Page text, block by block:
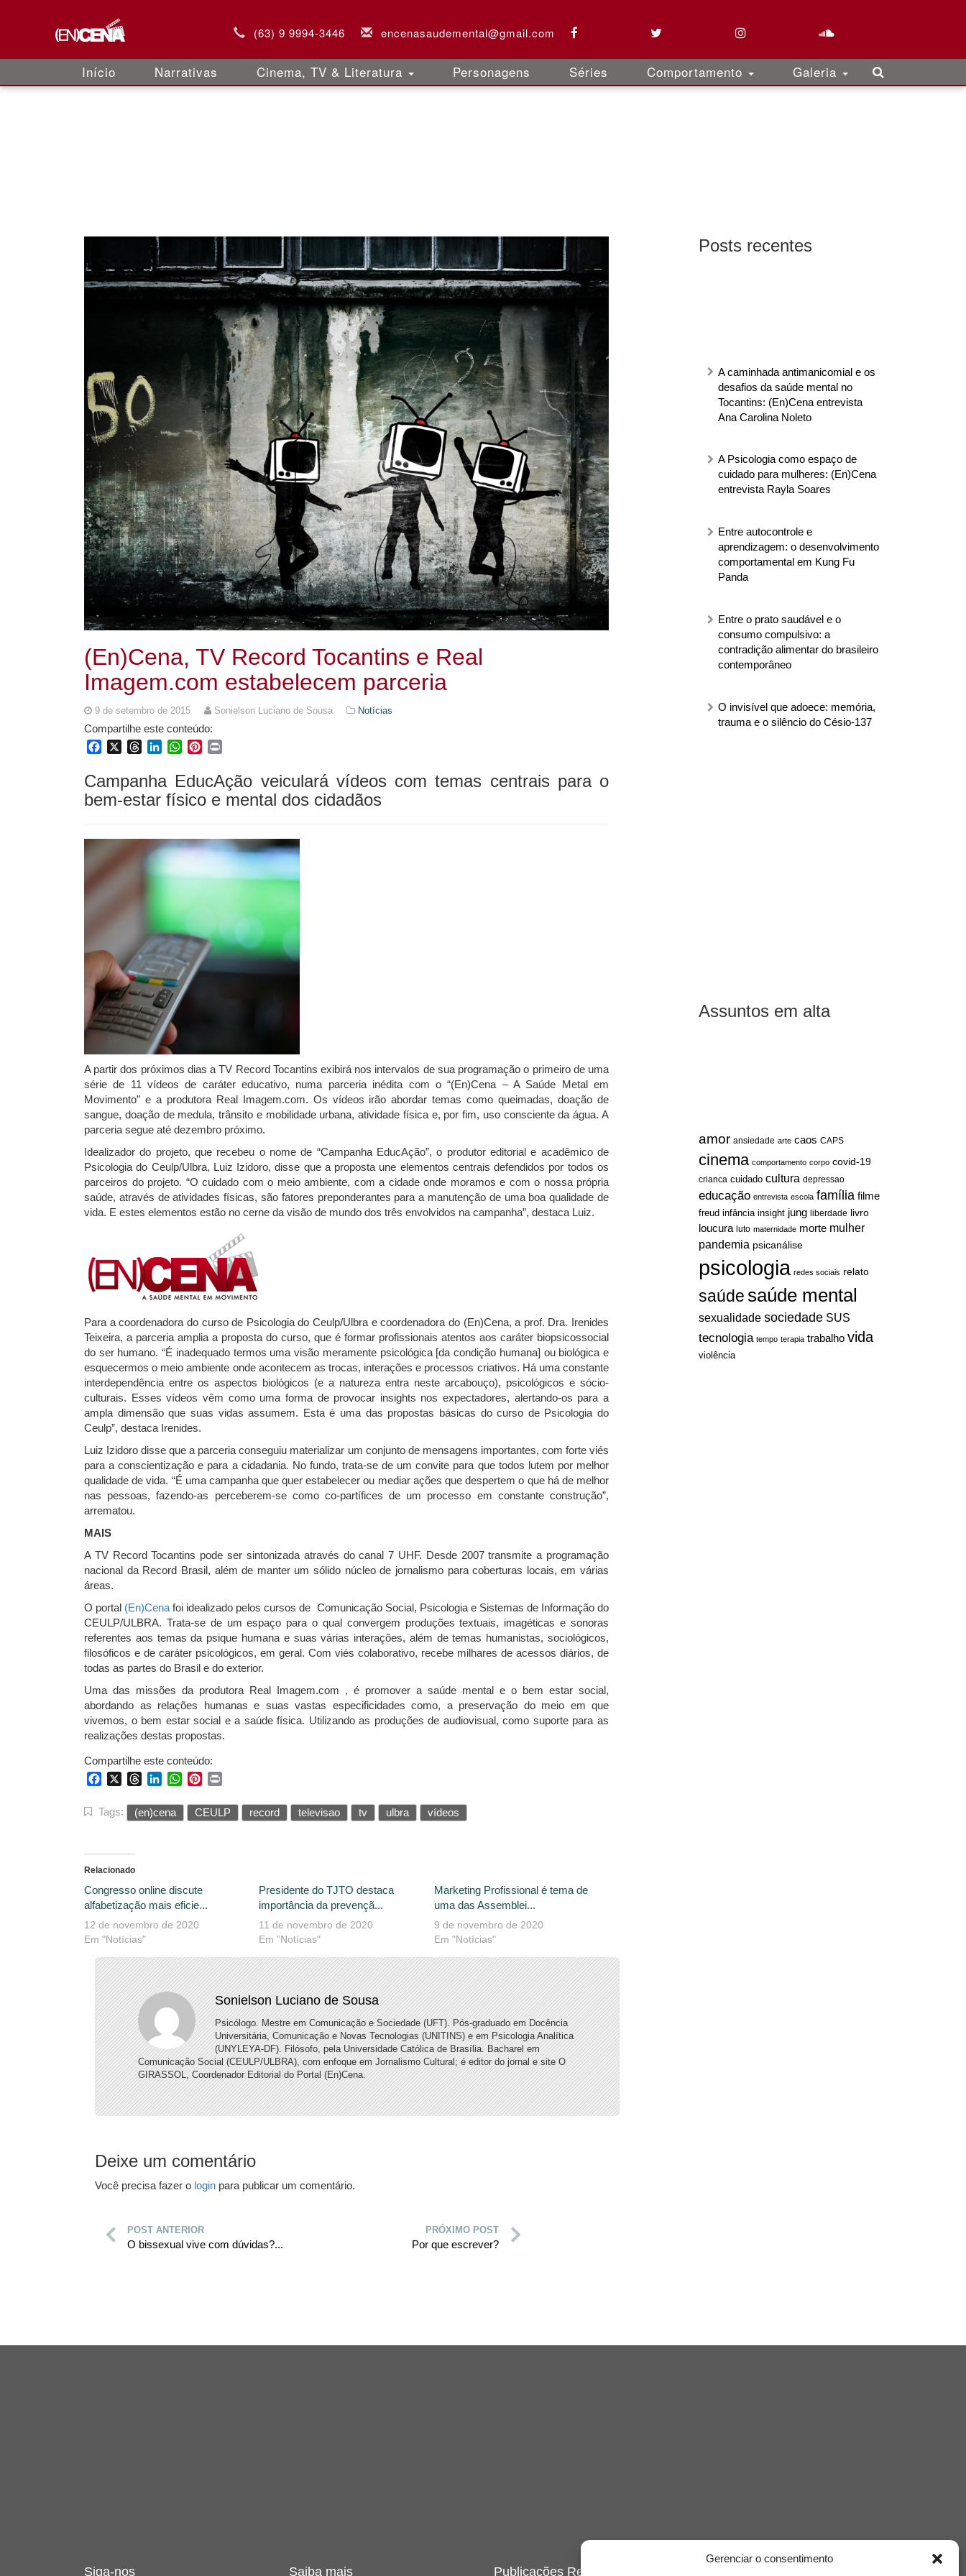
Gerenciar o consentimento
(63) 9 9994-3446 encenasaudemental@gmail.com
Início Narrativas Cinema, TV & Literatura Personagens Séries Comportamento Galeria
Posts recentes
A caminhada antimanicomial e os
desafios da saúde mental no
Tocantins: (En)Cena entrevista
Ana Carolina Noleto
A Psicologia como espaço de
cuidado para mulheres: (En)Cena
entrevista Rayla Soares
Entre autocontrole e
aprendizagem: o desenvolvimento
comportamental em Kung Fu
Panda
Entre o prato saudável e o
consumo compulsivo: a
contradição alimentar do brasileiro
contemporâneo
O invisível que adoece: memória,
trauma e o silêncio do Césio-137
Assuntos em alta
amor ansiedade arte caos CAPS
cinema comportamento corpo covid-19
crianca cuidado cultura depressao
educação entrevista escola família filme
freud infância insight jung liberdade livro
loucura luto maternidade morte mulher
pandemia psicanálise
psicologia redes sociais relato
saúdesaúde mental
sexualidade sociedade SUS
tecnologia tempo terapia trabalho vida
violência
(En)Cena, TV Record Tocantins e Real
Imagem.com estabelecem parceria
9 de setembro de 2015 Sonielson Luciano de Sousa Notícias
Compartilhe este conteúdo:
FacebookThreadsLinkedInWhatsApp
Pinterest
Campanha EducAção veiculará vídeos com temas centrais para o
bem-estar físico e mental dos cidadãos
A partir dos próximos dias a TV Record Tocantins exibirá nos intervalos de sua programação o primeiro de uma
série de 11 vídeos de caráter educativo, numa parceria inédita com o “(En)Cena – A Saúde Metal em
Movimento” e a produtora Real Imagem.com. Os vídeos irão abordar temas como queimadas, doação de
sangue, doação de medula, trânsito e mobilidade urbana, atividade física e, por fim, uso consciente da água. A
parceria segue até dezembro próximo.
Idealizador do projeto, que recebeu o nome de “Campanha EducAção”, o produtor editorial e acadêmico de
Psicologia do Ceulp/Ulbra, Luiz Izidoro, disse que a proposta une elementos centrais defendidos por todos os
parceiros do projeto. “O cuidado com o meio ambiente, com a cidade onde moramos e com o nossa própria
saúde, através de atividades físicas, são fatores preponderantes para a manutenção de uma boa qualidade de
vida. E estes elementos estão no cerne da visão de mundo dos três envolvidos na campanha”, destaca Luiz.
Para a coordenadora do curso de Psicologia do Ceulp/Ulbra e coordenadora do (En)Cena, a prof. Dra. Irenides
Teixeira, a parceria amplia a proposta do curso, que é formar profissionais atentos aos caráter biopsicossocial
do ser humano. “É inadequado termos uma visão meramente psicológica [da condição humana] ou biológica e
esquecermos o meio ambiente onde acontecem as trocas, interações e processos criativos. Há uma constante
interdependência entre os aspectos biológicos (e a natureza entra neste arcabouço), psicológicos e sócio-
culturais. Esses vídeos vêm como uma forma de provocar insights nos expectadores, alertando-os para a
ampla dimensão que suas vidas assumem. Esta é uma das propostas básicas do curso de Psicologia do
Ceulp”, destaca Irenides.
Luiz Izidoro disse que a parceria conseguiu materializar um conjunto de mensagens importantes, com forte viés
para a conscientização e para a cidadania. No fundo, trata-se de um convite para que todos lutem por melhor
qualidade de vida. “É uma campanha que quer estabelecer ou mediar ações que despertem o que há de melhor
nas pessoas, fazendo-as perceberem-se como co-partífices de um processo em constante construção”,
arrematou.
MAIS
A TV Record Tocantins pode ser sintonizada através do canal 7 UHF. Desde 2007 transmite a programação
nacional da Record Brasil, além de manter um sólido núcleo de jornalismo para coberturas locais, em várias
áreas.
O portal (En)Cena foi idealizado pelos cursos de Comunicação Social, Psicologia e Sistemas de Informação do
CEULP/ULBRA. Trata-se de um espaço para o qual convergem produções textuais, imagéticas e sonoras
referentes aos temas da psique humana e suas várias interações, além de temas humanistas, sociológicos,
filosóficos e de caráter psicológicos, em geral. Com viés colaborativo, recebe milhares de acessos diários, de
todas as partes do Brasil e do exterior.
Uma das missões da produtora Real Imagem.com , é promover a saúde mental e o bem estar social,
abordando as relações humanas e suas vastas especificidades como, a preservação do meio em que
vivemos, o bem estar social e a saúde física. Utilizando as produções de audiovisual, como suporte para as
realizações destas propostas.
Compartilhe este conteúdo:
FacebookThreadsLinkedInWhatsApp
Pinterest
Tags: (en)cena CEULP record televisao tv ulbra vídeos
Relacionado
Congresso online discute
alfabetização mais eficie...
12 de novembro de 2020
Em "Notícias"
Presidente do TJTO destaca
importância da prevençã...
11 de novembro de 2020
Em "Notícias"
Marketing Profissional é tema de
uma das Assemblei...
9 de novembro de 2020
Em "Notícias"
Sonielson Luciano de Sousa
Psicólogo. Mestre em Comunicação e Sociedade (UFT). Pós-graduado em Docência
Universitária, Comunicação e Novas Tecnologias (UNITINS) e em Psicologia Analítica
(UNYLEYA-DF). Filósofo, pela Universidade Católica de Brasília. Bacharel em
Comunicação Social (CEULP/ULBRA), com enfoque em Jornalismo Cultural; é editor do jornal e site O
GIRASSOL, Coordenador Editorial do Portal (En)Cena.
Deixe um comentário
Você precisa fazer o login para publicar um comentário.
POST ANTERIOR
O bissexual vive com dúvidas?...
PRÓXIMO POST
Por que escrever?
Siga-nos Saiba mais Publicações Recentes